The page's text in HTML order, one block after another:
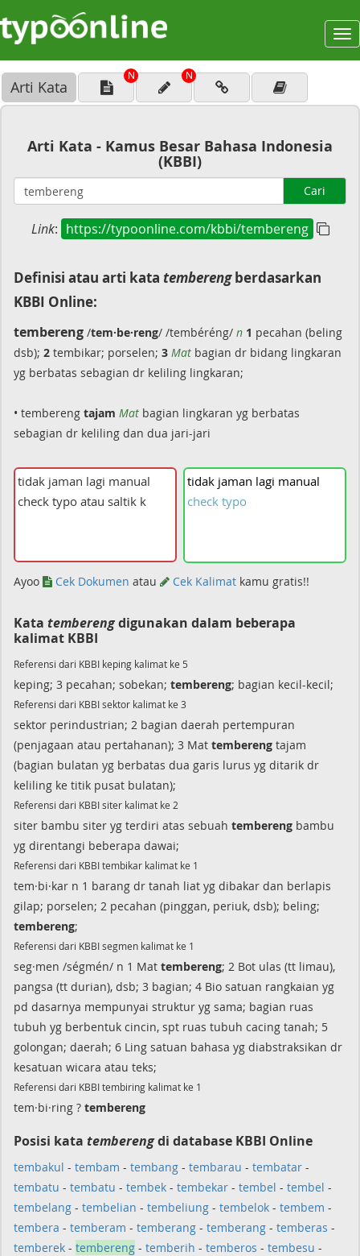
Arti Kata
N N
Arti Kata - Kamus Besar Bahasa Indonesia
(KBBI)
Cari
Link: https://typoonline.com/kbbi/tembereng
Definisi atau arti kata temberengberdasarkan
KBBI Online:
tembereng /tem·be·reng/ /tembéréng/ n 1 pecahan (beling
dsb); 2 tembikar; porselen; 3 Mat bagian dr bidang lingkaran
yg berbatas sebagian dr keliling lingkaran;
• tembereng tajam Mat bagian lingkaran yg berbatas
sebagian dr keliling dan dua jari-jari
tidak jaman lagi manual
check typo
Ayoo Cek Dokumen atau Cek Kalimat kamu gratis!!
Kata temberengdigunakan dalam beberapa
kalimat KBBI
Referensi dari KBBI keping kalimat ke 5
keping; 3 pecahan; sobekan; tembereng; bagian kecil-kecil;
Referensi dari KBBI sektor kalimat ke 3
sektor perindustrian; 2 bagian daerah pertempuran
(penjagaan atau pertahanan); 3 Mat tembereng tajam
(bagian bulatan yg berbatas dua garis lurus yg ditarik dr
keliling ke titik pusat bulatan);
Referensi dari KBBI siter kalimat ke 2
siter bambu siter yg terdiri atas sebuah tembereng bambu
yg direntangi beberapa dawai;
Referensi dari KBBI tembikar kalimat ke 1
tem·bi·kar n 1 barang dr tanah liat yg dibakar dan berlapis
gilap; porselen; 2 pecahan (pinggan, periuk, dsb); beling;
tembereng;
Referensi dari KBBI segmen kalimat ke 1
seg·men /ségmén/ n 1 Mat tembereng; 2 Bot ulas (tt limau),
pangsa (tt durian), dsb; 3 bagian; 4 Bio satuan rangkaian yg
pd dasarnya mempunyai struktur yg sama; bagian ruas
tubuh yg berbentuk cincin, spt ruas tubuh cacing tanah; 5
golongan; daerah; 6 Ling satuan bahasa yg diabstraksikan dr
kesatuan wicara atau teks;
Referensi dari KBBI tembiring kalimat ke 1
tem·bi·ring ? tembereng
Posisi kata temberengdi database KBBI Online
tembakul - tembam - tembang - tembarau - tembatar -
tembatu - tembatu - tembek - tembekar - tembel - tembel -
tembelang - tembelian - tembeliung - tembelok - tembem -
tembera - temberam - temberang - temberang - temberas -
temberek - tembereng - temberih - temberos - tembesu -